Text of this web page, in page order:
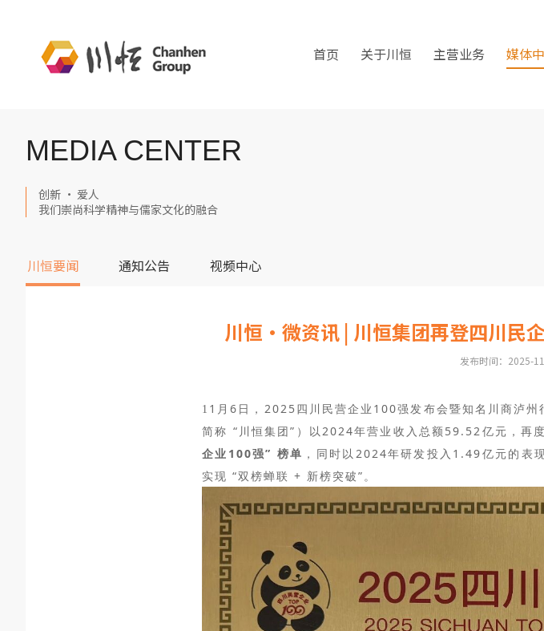
首页 关于川恒 主营业务 媒体
MEDIA CENTER
创新 · 爱人
我们崇尚科学精神与儒家文化的融合
川恒要闻 通知公告 视频中心
川恒·微资讯 | 川恒集团再登四川民
发布时间：2025-
1 1月6日，2025四川民营企业100强发布会暨知名川商泸
简称 “川恒集团”）以2024年营业收入总额59.52亿元 ，再
企业100强” 榜单 ，同时以2024年研发投入 1.49亿元的表
实现 “双榜蝉联 + 新榜突破”。